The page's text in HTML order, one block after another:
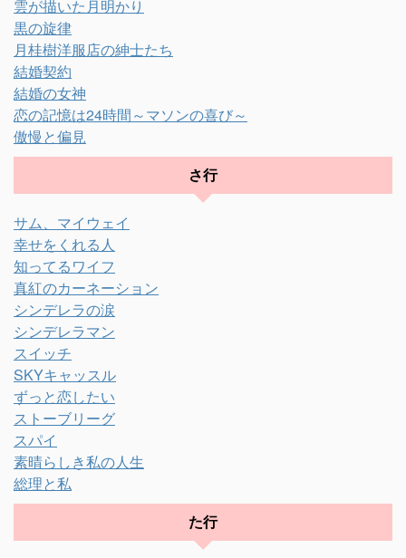
雲が描いた月明かり
黒の旋律
月桂樹洋服店の紳士たち
結婚契約
結婚の女神
恋の記憶は24時間～マソンの喜び～
傲慢と偏見
さ行
サム、マイウェイ
幸せをくれる人
知ってるワイフ
真紅のカーネーション
シンデレラの涙
シンデレラマン
スイッチ
SKYキャッスル
ずっと恋したい
ストーブリーグ
スパイ
素晴らしき私の人生
総理と私
た行